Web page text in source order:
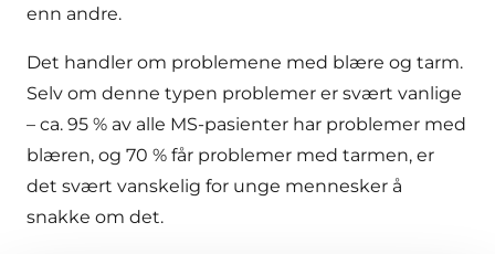
enn andre.
Det handler om problemene med blære og tarm.
Selv om denne typen problemer er svært vanlige
– ca. 95 % av alle MS-pasienter har problemer med
blæren, og 70 % får problemer med tarmen, er
det svært vanskelig for unge mennesker å
snakke om det.